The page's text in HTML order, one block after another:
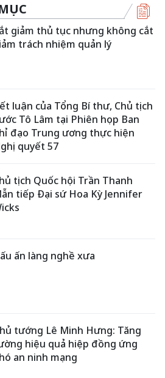
giảm thủ tục nhưng không cắt
trách nhiệm quản lý
luận của Tổng Bí thư, Chủ tịch
Tô Lâm tại Phiên họp Ban
đạo Trung ương thực hiện
quyết 57
tịch Quốc hội Trần Thanh
tiếp Đại sứ Hoa Kỳ Jennifer
ấn làng nghề xưa
tướng Lê Minh Hưng: Tăng
hiệu quả hiệp đồng ứng
an ninh mạng